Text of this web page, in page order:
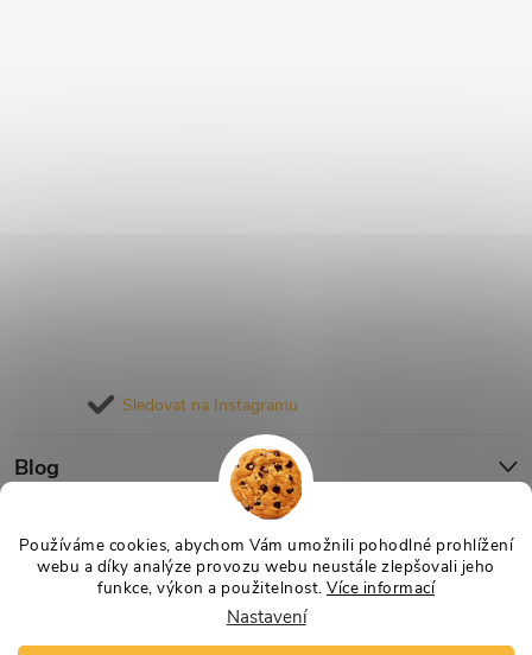
Používáme cookies, abychom Vám umožnili pohodlné prohlížení
webu a díky analýze provozu webu neustále zlepšovali jeho
funkce, výkon a použitelnost. Více informací
Nastavení
Sledovat na Instagramu
Blog
Informace pro vás
Nejlevnější Výživa. Všechna práva vyhrazena.